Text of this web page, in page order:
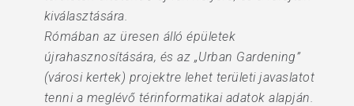
kiválasztására.
Rómában az üresen álló épületek
újrahasznosítására, és az „Urban Gardening”
(városi kertek) projektre lehet területi javaslatot
tenni a meglévő térinformatikai adatok alapján.